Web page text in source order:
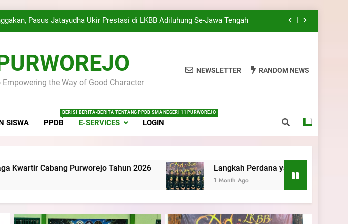
Pasus Jatayudha Ukir Prestasi di LKBB Adiluhung Se-Jawa Tengah
SMA Negeri 11 Purworejo& SMK Negeri 6 Purworejo: Membangun Disiplin,
Kekompakan, dan Kepedulian
Tuan Rumah Kursus Pembina Pramuka Mahir Tingkat Dasar (KMD)
Pasus Jatayudha Ukir Prestasi di LKBB Adiluhung Se-Jawa Tengah
Disiplin, dan Pengabdian Generasi Pramuka
the Way of Good Character
NEWSLETTER RANDOM NEWS
SISWA PPDB
BERISI BERITA-BERITA TENTANG PPDB SMA NEGERI 11 PURWOREJO
E-SERVICES LOGIN
Tahun 2026 Langkah Perdana yang Membanggakan, Pasus
1 Month Ago